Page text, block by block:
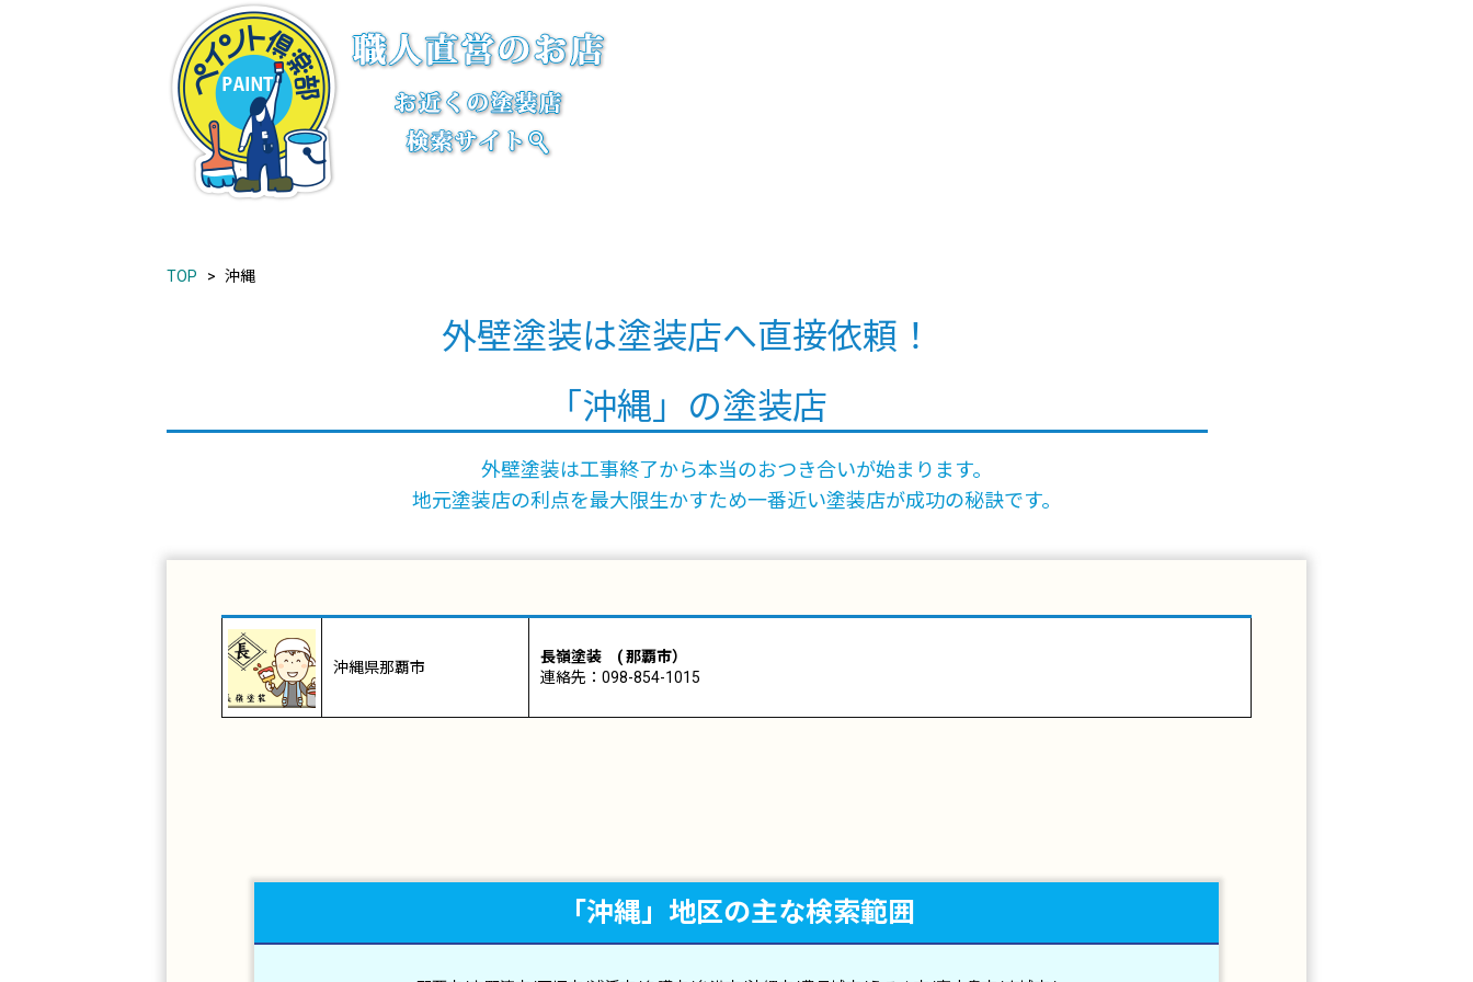
TOP 沖縄
外壁塗装は塗装店へ直接依頼！
「沖縄」の塗装店
外壁塗装は工事終了から本当のおつき合いが始まります。
地元塗装店の利点を最大限生かすため一番近い塗装店が成功の秘訣です。
沖縄県那覇市
長嶺塗装 ( 那覇市）
連絡先：098-854-1015
「沖縄」地区の主な検索範囲